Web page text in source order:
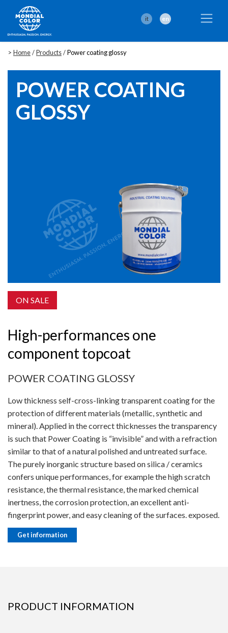
it en
> Home/Products/Power coating glossy
POWER COATING
GLOSSY
ON SALE
High-performances one
component topcoat
POWER COATING GLOSSY
Low thickness self-cross-linking transparent coating for the
protection of different materials (metallic, synthetic and
mineral). Applied in the correct thicknesses the transparency
is such that Power Coating is “invisible” and with a refraction
similar to that of a natural polished and untreated surface.
The purely inorganic structure based on silica / ceramics
confers unique performances, for example the high scratch
resistance, the thermal resistance, the marked chemical
inertness, the corrosion protection, an excellent anti-
fingerprint power, and easy cleaning of the surfaces. exposed.
Get information
PRODUCT INFORMATION